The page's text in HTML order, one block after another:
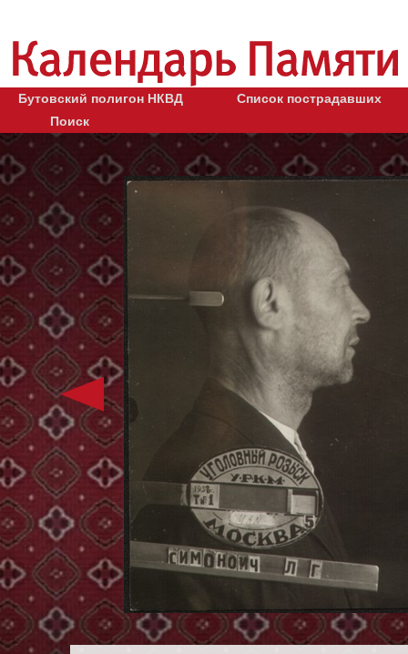
Бутовский полигон НКВД
Список пострадавших
Поиск